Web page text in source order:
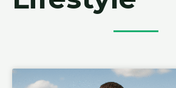
PagePagePagePagePage